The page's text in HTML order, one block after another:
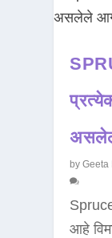
byGeeta
आहे